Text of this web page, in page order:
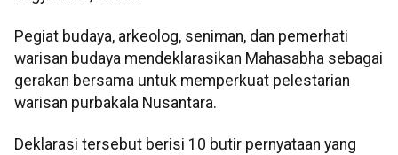
Pegiat budaya, arkeolog, seniman, dan pemerhati
warisan budaya mendeklarasikan Mahasabha sebagai
gerakan bersama untuk memperkuat pelestarian
warisan purbakala Nusantara.
Deklarasi tersebut berisi 10 butir pernyataan yang